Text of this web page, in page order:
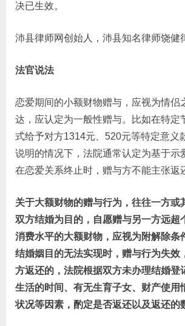
决已生效。
沛县律师网创始人，沛县知名律师饶健
法官说法
恋爱期间的小额财物赠与，应视为情侣
达，应认定为一般性赠与。比如在特定
式给予对方1314元、520元等特定意义
说明的情况下，法院通常认定为基于示
在恋爱关系终止时，赠与方不能主张返
关于大额财物的赠与行为，往往一方或
双方结婚为目的，自愿赠与另一方远超
消费水平的大额财物，应视为附解除条
结婚姻目的无法实现时，赠与行为失效
方返还的，法院根据双方未办理结婚登
生活的时间、有无生育子女、财产使用
状况等因素，酌定是否返还以及返还的